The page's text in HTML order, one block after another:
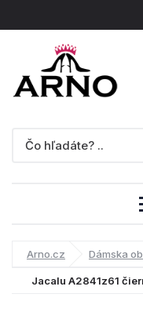
Arno.cz Dámska
Jacalu A2841z61